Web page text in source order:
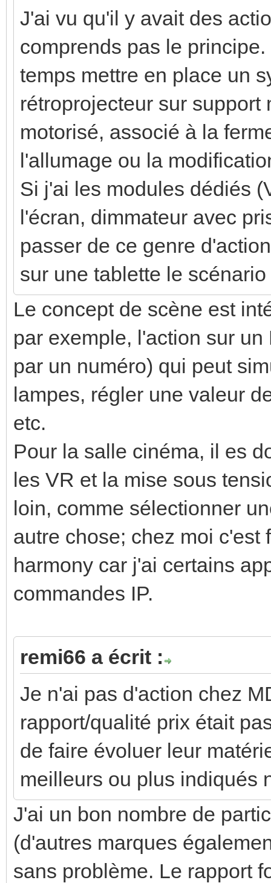
J'ai vu qu'il y avait des
comprends pas le
temps mettre en place un
rétroprojecteur sur
motorisé, associé à la
l'allumage ou la
Si j'ai les modules dédiés
l'écran, dimmateur avec
passer de ce genre
sur une tablette le
Le concept de scène est
par exemple, l'action sur
par un numéro) qui peut
lampes, régler une valeur
etc.
Pour la salle cinéma, il es
les VR et la mise sous
loin, comme sélectionner
autre chose; chez moi
harmony car j'ai certains
commandes IP.
remi66 a écrit :
Je n'ai pas d'action chez
rapport/qualité prix était
de faire évoluer leur
meilleurs ou plus indiqués
J'ai un bon nombre de
(d'autres marques
sans problème. Le rapport